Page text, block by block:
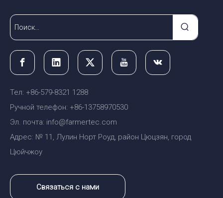
Тел: +86-579-8321 1288
Ручной телефон: +86-13758970530
Эл. почта: info@farmertec.com
Адрес: № 11, Лулин Норт Роуд, район Цюцзян, город
Цюйчжоу
Связаться с нами